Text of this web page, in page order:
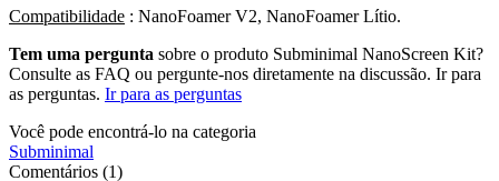
Compatibilidade : NanoFoamer V2, NanoFoamer Lítio.
Tem uma pergunta sobre o produto Subminimal NanoScreen Kit?
Consulte as FAQ ou pergunte-nos diretamente na discussão. Ir para
as perguntas. Ir para as perguntas
Você pode encontrá-lo na categoria
Subminimal
Comentários (1)